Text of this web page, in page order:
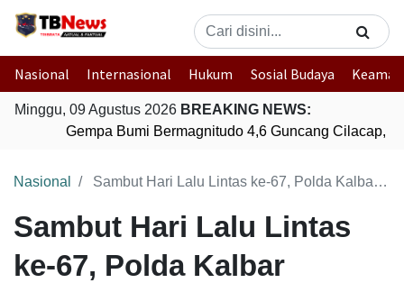
Nasional Internasional Hukum Sosial Budaya
Minggu, 09 Agustus 2026 BREAKING NEWS:
Gempa Bumi Bermagnitudo 4,6 Guncang Cilacap,
Nasional Sambut Hari Lalu Lintas ke-67, Polda Kalbar Bersama Pemerintah Provinsi Gelar Festival Pesona Temajuk
Sambut Hari Lalu Lintas
ke-67, Polda Kalbar